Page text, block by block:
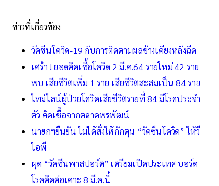
ข่าวที่เกี่ยวข้อง
วัคซีนโควิด-19 กับการติดตามผลข้างเคียงหลังฉีด
เศร้า ! ยอดติดเชื้อโควิด 2 มี.ค.64 รายใหม่ 42 ราย
พบ เสียชีวิตเพิ่ม 1 ราย เสียชีวิตสะสมเป็น 84 ราย
ไทม์ไลน์ผู้ป่วยโควิดเสียชีวิตรายที่ 84 มีโรคประจำ
ตัว ติดเชื้อจากตลาดพรพัฒน์
นายกฯยืนยัน ไม่ได้สั่งให้กักตุน “วัคซีนโควิด” ให้วี
ไอพี
ผุด “วัคซีนพาสปอร์ต” เตรียมเปิดประเทศ บอร์ด
โรคติดต่อเคาะ 8 มี.ค.นี้